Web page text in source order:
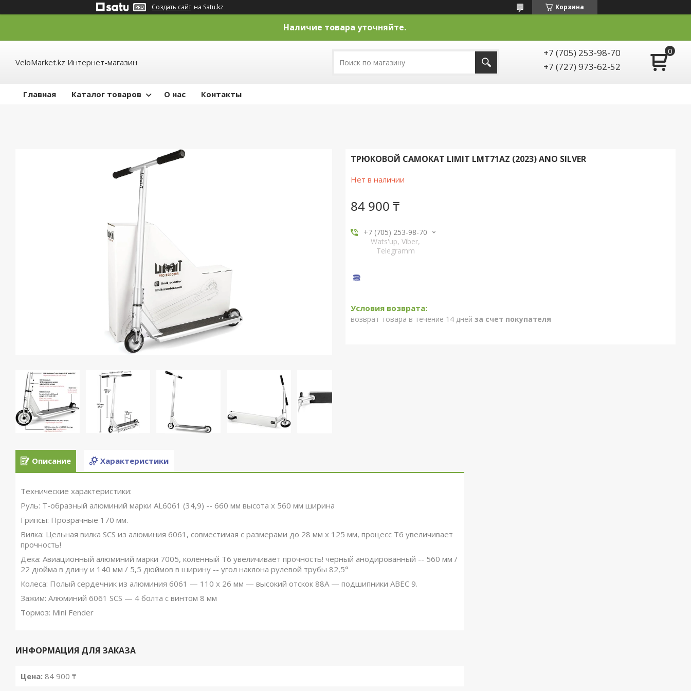
Создать сайт на Satu.kz Корзина
Наличие товара уточняйте.
VeloMarket.kz Интернет-магазин
+7 (705) 253-98-70
+7 (727) 973-62-52
Главная Каталог товаров О нас Контакты
ТРЮКОВОЙ САМОКАТ LIMIT LMT71AZ (2023) ANO SILVER
Нет в наличии
84 900 ₸
+7 (705) 253-98-70
Wats'up, Viber,
Telegramm
возврат товара в течение 14 дней за счет покупателя
Описание Характеристики
Технические характеристики:
Руль: Т-образный алюминий марки AL6061 (34,9) -- 660 мм высота x 560 мм ширина
Грипсы: Прозрачные 170 мм.
Вилка: Цельная вилка SCS из алюминия 6061, совместимая с размерами до 28 мм x 125 мм, процесс T6 увеличивает
прочность!
Дека: Авиационный алюминий марки 7005, коленный T6 увеличивает прочность! черный анодированный -- 560 мм /
22 дюйма в длину и 140 мм / 5,5 дюймов в ширину -- угол наклона рулевой трубы 82,5°
Колеса: Полый сердечник из алюминия 6061 — 110 x 26 мм — высокий отскок 88A — подшипники ABEC 9.
Зажим: Алюминий 6061 SCS — 4 болта с винтом 8 мм
Тормоз: Mini Fender
ИНФОРМАЦИЯ ДЛЯ ЗАКАЗА
Цена: 84 900 ₸